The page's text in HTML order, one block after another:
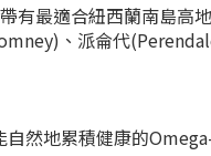
有最適合紐西蘭南島高
、派侖代
然地累積健康的